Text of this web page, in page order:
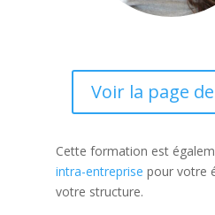
Voir la page
Cette formation est
intra-entreprise pour votre
votre structure.